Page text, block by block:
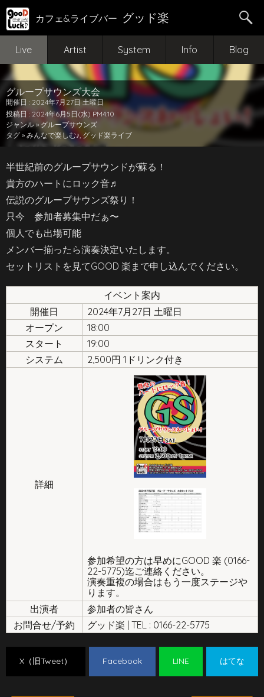
カフェ&ライブバー グッド楽
Live Artist System Info Blog
グループサウンズ大会
開催日 : 2024年7月27日 土曜日
投稿日 : 2024年6月5日(水) PM4:10
ジャンル »グループサウンズ
タグ » みんなで楽しむ♪, グッド楽ライブ
半世紀前のグループサウンドが蘇る！
貴方のハートにロック音♬
伝説のグループサウンズ祭り！
只今 参加者募集中だぁ〜
個人でも出場可能
メンバー揃ったら演奏決定いたします。
セットリストを見てGOOD 楽まで申し込んでください。
イベント案内
開催日
2024年7月27日 土曜日
オープン
18:00
スタート
19:00
システム
2,500円 1ドリンク付き
詳細
参加希望の方は早めにGOOD 楽 (0166-
22-5775)迄ご連絡ください。
演奏重複の場合はもう一度ステージや
ります。
出演者
参加者の皆さん
お問合せ/予約
グッド楽 | TEL : 0166-22-5775
X（旧Tweet） Facebook LINE はてな